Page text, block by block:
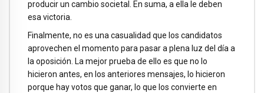
producir un cambio societal. En suma, a ella le deben
esa victoria.
Finalmente, no es una casualidad que los candidatos
aprovechen el momento para pasar a plena luz del día a
la oposición. La mejor prueba de ello es que no lo
hicieron antes, en los anteriores mensajes, lo hicieron
porque hay votos que ganar, lo que los convierte en